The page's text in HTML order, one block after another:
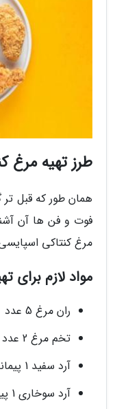
طرز تهیه مرغ
همان طور که قبل تر
فوت و فن ها آن
مرغ کنتاکی
مواد لازم برای
ران مرغ 5 عدد
تخم مرغ 2 عدد
آرد سفید 1 پیمانه
آرد سوخاری 1 پیمانه